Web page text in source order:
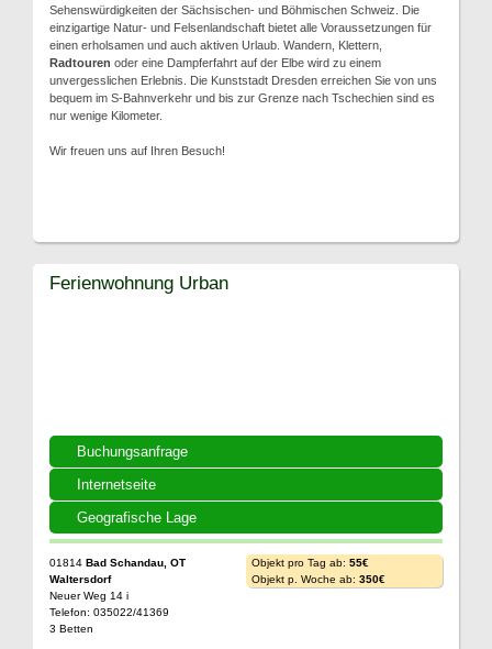
Sehenswürdigkeiten der Sächsischen- und Böhmischen Schweiz. Die
einzigartige Natur- und Felsenlandschaft bietet alle Voraussetzungen für
einen erholsamen und auch aktiven Urlaub. Wandern, Klettern,
Radtouren oder eine Dampferfahrt auf der Elbe wird zu einem
unvergesslichen Erlebnis. Die Kunststadt Dresden erreichen Sie von uns
bequem im S-Bahnverkehr und bis zur Grenze nach Tschechien sind es
nur wenige Kilometer.
Wir freuen uns auf Ihren Besuch!
Buchungsanfrage
Internetseite
Geografische Lage
Ferienwohnung Urban
01814 Bad Schandau, OT
Waltersdorf
Neuer Weg 14 i
Telefon: 035022/41369
3 Betten
Objekt pro Tag ab: 55€
Objekt p. Woche ab: 350€